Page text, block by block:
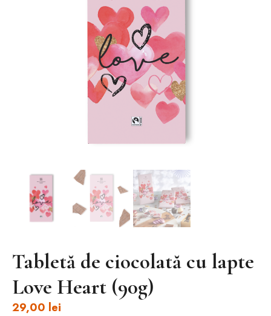
Tabletă de ciocolată cu lapte
Love Heart (90g)
29,00 lei